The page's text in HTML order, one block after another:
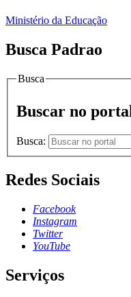
Ministério da Educação
Busca Padrao
Busca
Buscar no portal
Busca:
Redes Sociais
Facebook
Instagram
Twitter
YouTube
Serviços